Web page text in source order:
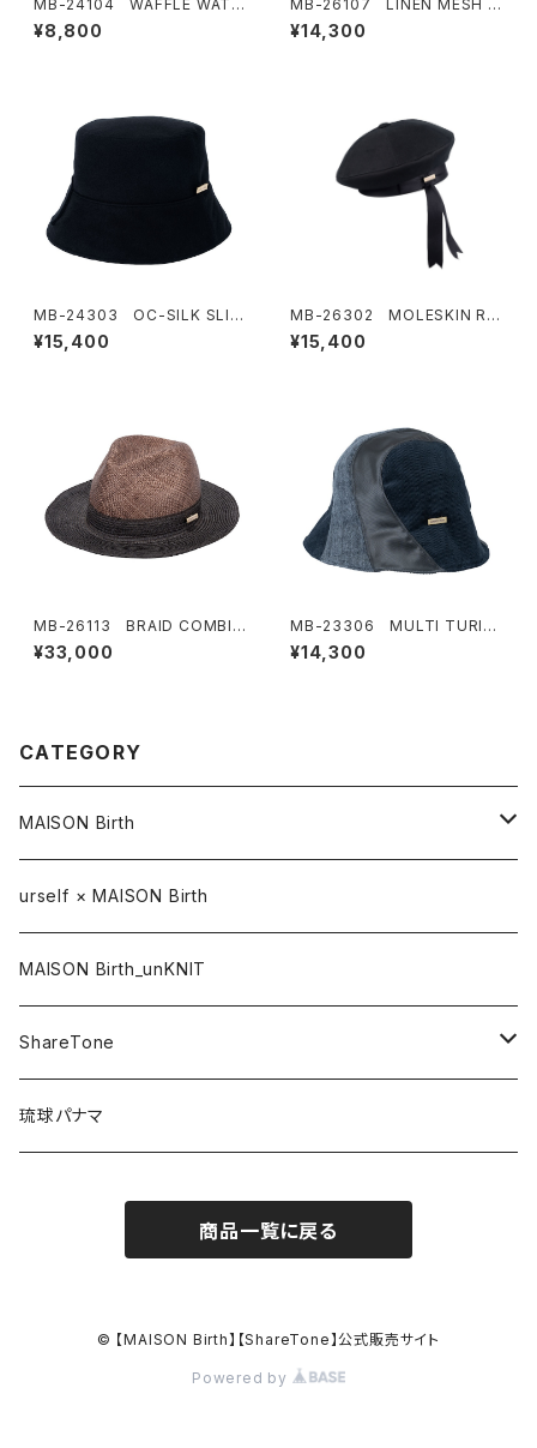
MB-24104 WAFFLE WATC
H CAP
¥8,800
MB-26107 LINEN MESH C
AP
¥14,300
MB-24303 OC-SILK SLIP
BRIM HAT
¥15,400
MB-26302 MOLESKIN RIB
BON BERET
¥15,400
MB-26113 BRAID COMBI
HAT
¥33,000
MB-23306 MULTI TURIP
HAT
¥14,300
CATEGORY
MAISON Birth
CAP / キャップ
HAT / ハット
KNIT / ニット
CASQUETTE / キャスケット
HUNTING / ハンチング
OTHER / その他
urself × MAISON Birth
MAISON Birth_unKNIT
ShareTone
CAP / キャップ
OUTLET / アウトレット
琉球パナマ
商品一覧に戻る
© 【MAISON Birth】【ShareTone】公式販売サイト
Powered by